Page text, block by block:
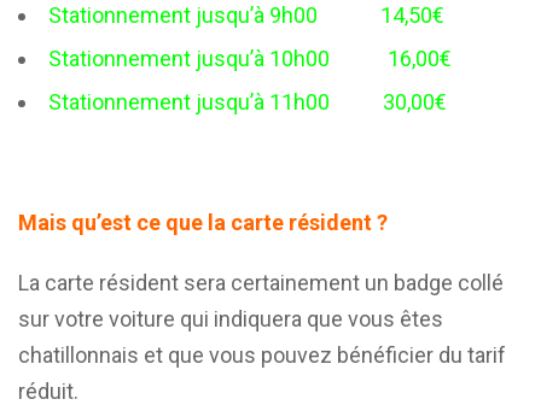
Stationnement jusqu’à 9h00 14,50€
Stationnement jusqu’à 10h00 16,00€
Stationnement jusqu’à 11h00 30,00€
Mais qu’est ce que la carte résident ?
La carte résident sera certainement un badge collé
sur votre voiture qui indiquera que vous êtes
chatillonnais et que vous pouvez bénéficier du tarif
réduit.